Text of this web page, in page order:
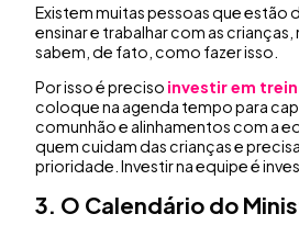
Existem muitas pessoas que estão
ensinar e trabalhar com as
sabem, de fato, como fazer isso.
Por isso é preciso investir em
coloque na agenda tempo para
comunhão e alinhamentos com a
quem cuidam das crianças e
prioridade. Investir na equipe é
3. O Calendário do